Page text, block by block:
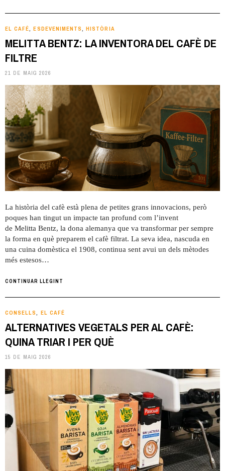
EL CAFÉ ESDEVENIMENTS HISTÒRIA
MELITTA BENTZ: LA INVENTORA DEL CAFÈ DE
FILTRE
21 DE MAIG 2026
La història del cafè està plena de petites grans innovacions, però
poques han tingut un impacte tan profund com l’invent
de Melitta Bentz, la dona alemanya que va transformar per sempre
la forma en què preparem el cafè filtrat. La seva idea, nascuda en
una cuina domèstica el 1908, continua sent avui un dels mètodes
més estesos…
CONTINUAR LLEGINT
CONSELLS EL CAFÉ
ALTERNATIVES VEGETALS PER AL CAFÈ:
QUINA TRIAR I PER QUÈ
15 DE MAIG 2026